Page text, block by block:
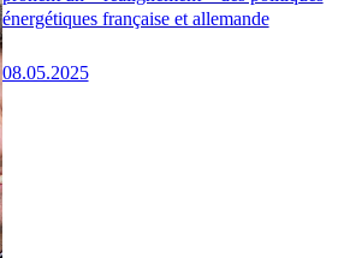
énergétiques française et allemande
08.05.2025